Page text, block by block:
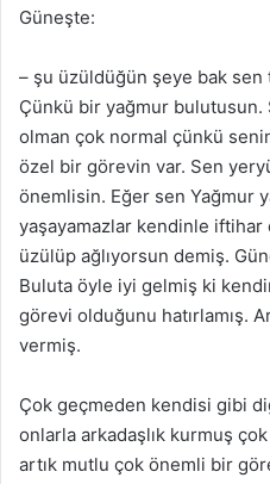
Güneşte:
– şu üzüldüğün şeye bak sen
Çünkü bir yağmur
olman çok normal çünkü
özel bir görevin var. Sen
önemlisin. Eğer sen Yağmur
yaşayamazlar kendinle
üzülüp ağlıyorsun demiş.
Buluta öyle iyi gelmiş ki
görevi olduğunu hatırlamış.
vermiş.
Çok geçmeden kendisi gibi
onlarla arkadaşlık kurmuş
artık mutlu çok önemli bir